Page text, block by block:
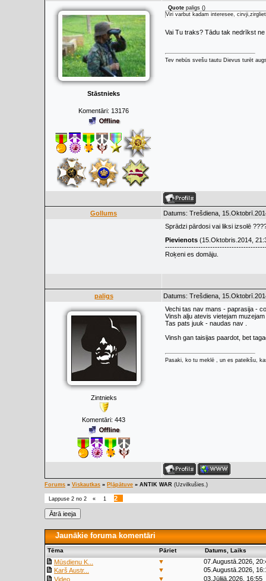
Stāstnieks
Komentāri: 13176
Quote paligs ()
Viri varbut kadam interesee,
Vai Tu traks? Tādu tak nedrīkst
Tev nebūs svešu tautu Dievus turēt
Gollums
Datums: Trešdiena,
Sprādzi pārdosi vai liksi izsolē
Pievienots (15.Oktobris.2014,
Roķeni es domāju.
paligs Datums: Trešdiena,
Zintnieks
Komentāri: 443
Vechi tas nav mans - paprasija -
Vinsh alju atevis vietejam muzejam
Tas pats juuk - naudas nav .
Vinsh gan taisijas paardot, bet
Pasaki, ko tu meklē , un es pateikšu,
Forums » Viskautkas » Pļāpātuve » ANTIK WAR (Uzvilkušies.)
Lappuse 2 no 2 « 1 2
Jaunākie foruma komentāri
Tēma Pāriet Datums, Laiks
Mūsdienu K... ▼
07.Augustā.2026,
Karš Austr...
▼
05.Augustā.2026,
Video
▼
03.Jūlijā.2026, 16:55